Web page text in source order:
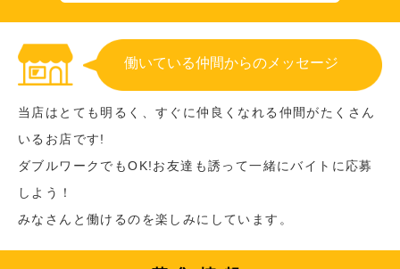
働いている仲間からのメッセージ
当店はとても明るく、すぐに仲良くなれる仲間がたくさん
いるお店です!
ダブルワークでもOK!お友達も誘って一緒にバイトに応募
しよう！
みなさんと働けるのを楽しみにしています。